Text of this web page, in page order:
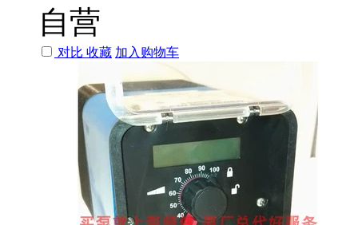
自营
对比 收藏 加入购物车